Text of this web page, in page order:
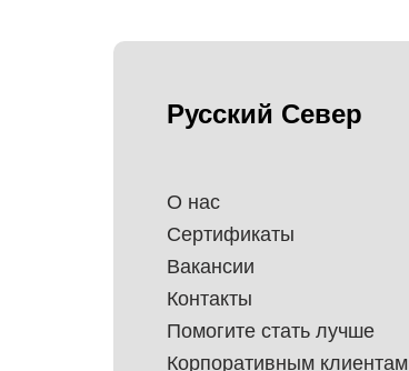
Русский Север
О нас
Сертификаты
Вакансии
Контакты
Помогите стать лучше
Корпоративным клиентам